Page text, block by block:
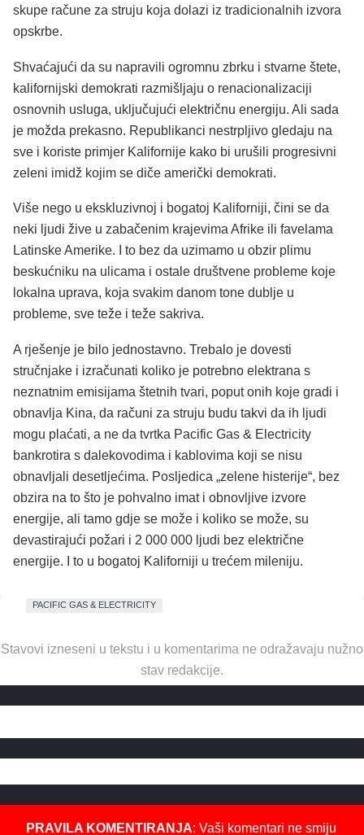
skupe račune za struju koja dolazi iz tradicionalnih izvora
opskrbe.
Shvaćajući da su napravili ogromnu zbrku i stvarne štete,
kalifornijski demokrati razmišljaju o renacionalizaciji
osnovnih usluga, uključujući električnu energiju. Ali sada
je možda prekasno. Republikanci nestrpljivo gledaju na
sve i koriste primjer Kalifornije kako bi urušili progresivni
zeleni imidž kojim se diče američki demokrati.
Više nego u ekskluzivnoj i bogatoj Kaliforniji, čini se da
neki ljudi žive u zabačenim krajevima Afrike ili favelama
Latinske Amerike. I to bez da uzimamo u obzir plimu
beskućniku na ulicama i ostale društvene probleme koje
lokalna uprava, koja svakim danom tone dublje u
probleme, sve teže i teže sakriva.
A rješenje je bilo jednostavno. Trebalo je dovesti
stručnjake i izračunati koliko je potrebno elektrana s
neznatnim emisijama štetnih tvari, poput onih koje gradi i
obnavlja Kina, da računi za struju budu takvi da ih ljudi
mogu plaćati, a ne da tvrtka Pacific Gas & Electricity
bankrotira s dalekovodima i kablovima koji se nisu
obnavljali desetljećima. Posljedica „zelene histerije“, bez
obzira na to što je pohvalno imat i obnovljive izvore
energije, ali tamo gdje se može i koliko se može, su
devastirajući požari i 2 000 000 ljudi bez električne
energije. I to u bogatoj Kaliforniji u trećem mileniju.
PACIFIC GAS & ELECTRICITY
Stavovi izneseni u tekstu i u komentarima ne odražavaju nužno
stav redakcije.
PRAVILA KOMENTIRANJA: Vaši komentari ne smiju